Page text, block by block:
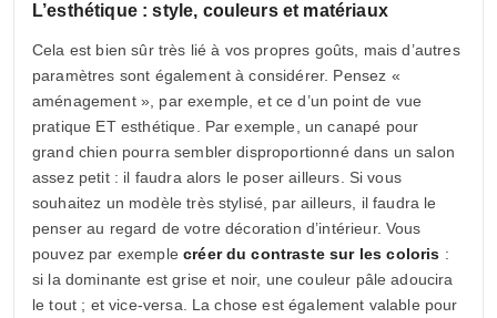
L’esthétique : style, couleurs et matériaux
Cela est bien sûr très lié à vos propres goûts, mais d’autres
paramètres sont également à considérer. Pensez «
aménagement », par exemple, et ce d’un point de vue
pratique ET esthétique. Par exemple, un canapé pour
grand chien pourra sembler disproportionné dans un salon
assez petit : il faudra alors le poser ailleurs. Si vous
souhaitez un modèle très stylisé, par ailleurs, il faudra le
penser au regard de votre décoration d’intérieur. Vous
pouvez par exemplecréer du contraste sur les coloris :
si la dominante est grise et noir, une couleur pâle adoucira
le tout ; et vice-versa. La chose est également valable pour